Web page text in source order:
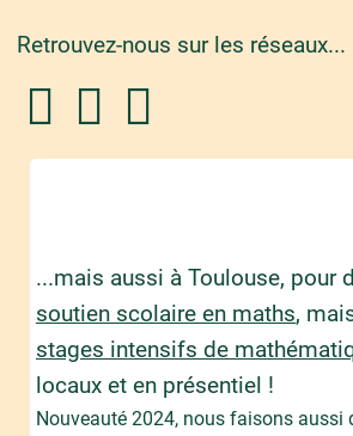
Retrouvez-nous sur les réseaux...
...mais aussi à Toulouse, pour
soutien scolaire en maths,
stages intensifs de
locaux et en présentiel !
Nouveauté 2024, nous faisons aussi